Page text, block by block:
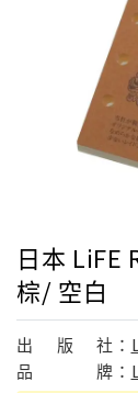
日本 LiFE
棕/ 空白
出 版 社：
品
牌：